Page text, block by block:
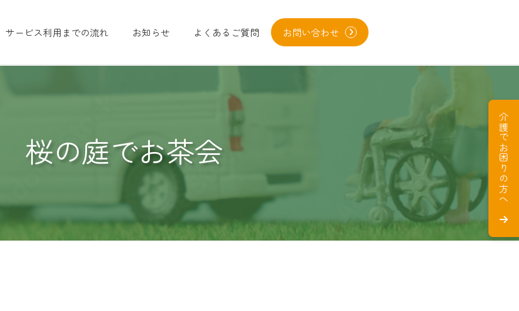
サービス利用までの流れ お知らせ よくあるご質問 お問い合わせ
介護でお困りの方へ
桜の庭でお茶会